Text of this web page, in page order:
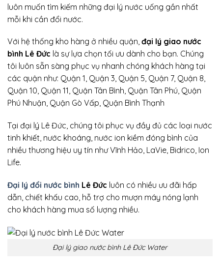
luôn muốn tìm kiếm những đại lý nước uống gần nhất
mỗi khi cần đổi nước.
Với hệ thống kho hàng ở nhiều quận, đại lý giao nước
bình Lê Đức là sự lựa chọn tối ưu dành cho bạn. Chúng
tôi luôn sẵn sàng phục vụ nhanh chóng khách hàng tại
các quận như: Quận 1, Quận 3, Quận 5, Quận 7, Quận 8,
Quận 10, Quận 11, Quận Tân Bình, Quận Tân Phú, Quận
Phú Nhuận, Quận Gò Vấp, Quận Bình Thạnh
Tại đại lý Lê Đức, chúng tôi phục vụ đầy đủ các loại nước
tinh khiết, nước khoáng, nước ion kiềm đóng bình của
nhiều thương hiệu uy tín như Vĩnh Hảo, LaVie, Bidrico, Ion
Life.
Đại lý đổi nước bình Lê Đức luôn có nhiều ưu đãi hấp
dẫn, chiết khấu cao, hỗ trợ cho mượn máy nóng lạnh
cho khách hàng mua số lượng nhiều.
Đại lý giao nước bình Lê Đức Water